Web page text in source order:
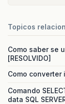
Topicos
Como saber se
[RESOLVIDO]
Como
Comando
data SQL